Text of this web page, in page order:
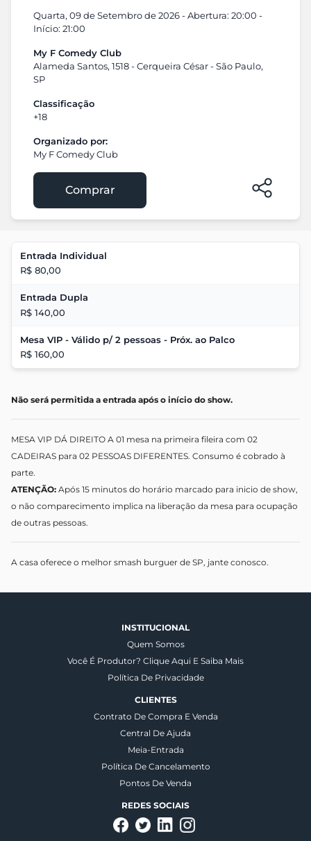
Quarta, 09 de Setembro de 2026 - Abertura: 20:00 -
Início: 21:00
My F Comedy Club
Alameda Santos, 1518 - Cerqueira César - São Paulo,
SP
Classificação
+18
Organizado por:
My F Comedy Club
Comprar
Entrada Individual
R$ 80,00
Entrada Dupla
R$ 140,00
Mesa VIP - Válido p/ 2 pessoas - Próx. ao Palco
R$ 160,00
Não será permitida a entrada após o início do show.
MESA VIP DÁ DIREITO A 01 mesa na primeira fileira com 02
CADEIRAS para 02 PESSOAS DIFERENTES. Consumo é cobrado à
parte.
ATENÇÃO: Após 15 minutos do horário marcado para inicio de show,
o não comparecimento implica na liberação da mesa para ocupação
de outras pessoas.
A casa oferece o melhor smash burguer de SP, jante conosco.
INSTITUCIONAL
Quem Somos
Você É Produtor? Clique Aqui E Saiba Mais
Política De Privacidade
CLIENTES
Contrato De Compra E Venda
Central De Ajuda
Meia-Entrada
Política De Cancelamento
Pontos De Venda
REDES SOCIAIS